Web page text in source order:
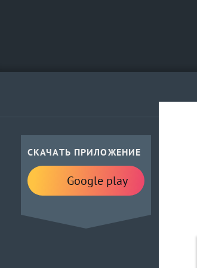
СКАЧАТЬ ПРИЛОЖЕНИЕ
Google play